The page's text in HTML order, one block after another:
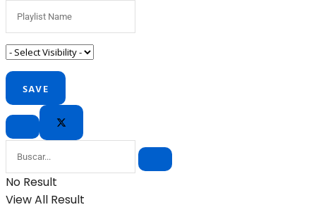
No Result
View All Result